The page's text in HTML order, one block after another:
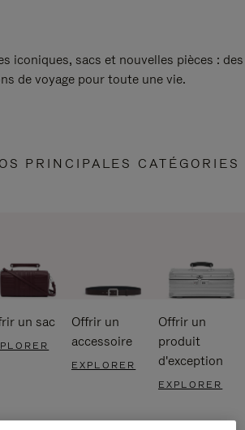
iconiques, sacs et nouvelles pièces : des
de voyage pour toute une vie.
PRINCIPALES CATÉGORIES
un sac
Offrir un
accessoire
EXPLORER
Offrir un
produit
d'exception
EXPLORER